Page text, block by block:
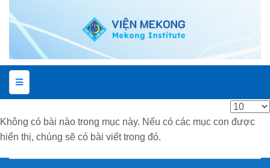
Hiển
thị
Không có bài nào trong mục này. Nếu có các mục con được
hiển thị, chúng sẽ có bài viết trong đó.